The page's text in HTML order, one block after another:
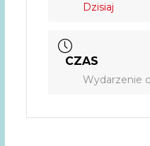
Dzisiaj
CZAS
Wydarzenie